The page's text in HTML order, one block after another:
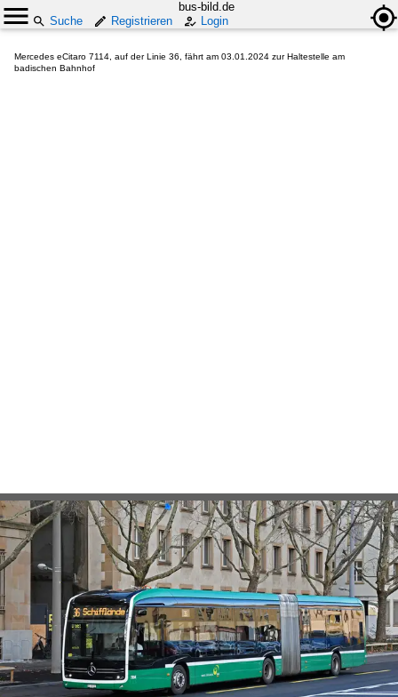
bus-bild.de
Suche
Registrieren Login
Mercedes eCitaro 7114, auf der Linie 36, fährt am 03.01.2024 zur Haltestelle am
badischen Bahnhof